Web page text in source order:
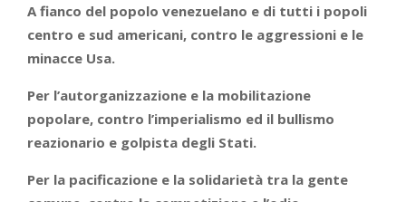
A fianco del popolo venezuelano e di tutti i popoli
centro e sud americani, contro le aggressioni e le
minacce Usa.
Per l’autorganizzazione e la mobilitazione
popolare, contro l’imperialismo ed il bullismo
reazionario e golpista degli Stati.
Per la pacificazione e la solidarietà tra la gente